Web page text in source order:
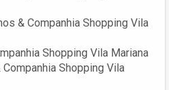
& Companhia Shopping Vila
Shopping Vila Mariana
Shopping Vila